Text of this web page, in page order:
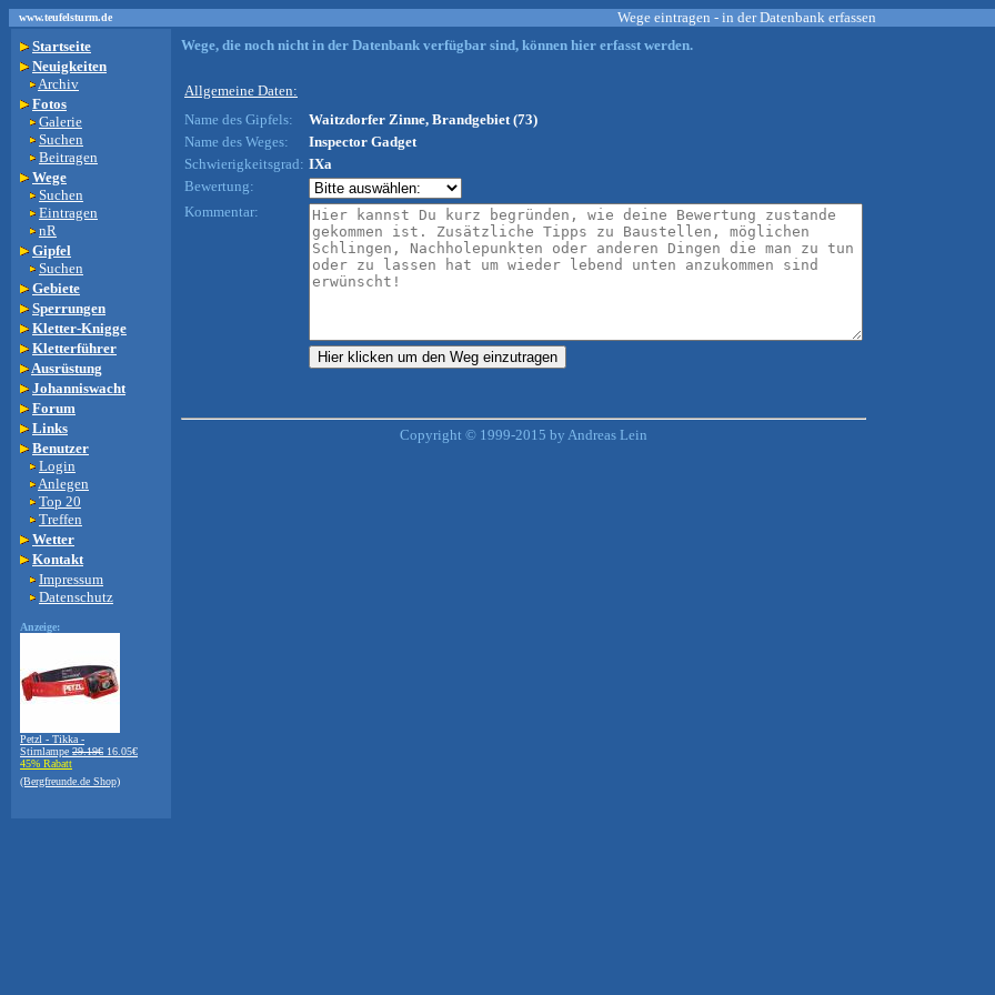
www.teufelsturm.de Wege eintragen - in der Datenbank erfassen
Startseite
Neuigkeiten
Archiv
Fotos
Galerie
Suchen
Beitragen
Wege
Suchen
Eintragen
nR
Gipfel
Suchen
Gebiete
Sperrungen
Kletter-Knigge
Kletterführer
Ausrüstung
Johanniswacht
Forum
Links
Benutzer
Login
Anlegen
Top 20
Treffen
Wetter
Kontakt
Impressum
Datenschutz
Anzeige:
Petzl - Tikka -
Stirnlampe 29.19€ 16.05€
45% Rabatt
(Bergfreunde.de Shop)
Wege, die noch nicht in der Datenbank verfügbar sind, können hier erfasst werden.
Allgemeine Daten:
Name des Gipfels:
Waitzdorfer Zinne, Brandgebiet (73)
Name des Weges:
Inspector Gadget
Schwierigkeitsgrad: IXa
Bewertung:
Kommentar:
Copyright © 1999-2015 by Andreas Lein